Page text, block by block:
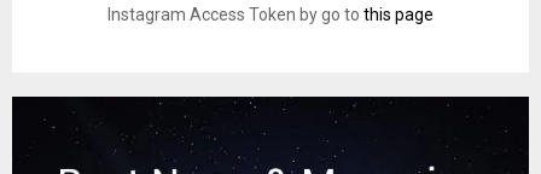
Instagram Access Token by go to this page